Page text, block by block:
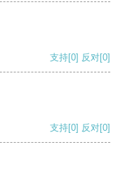
支持[0] 反对[0]
支持[0] 反对[0]